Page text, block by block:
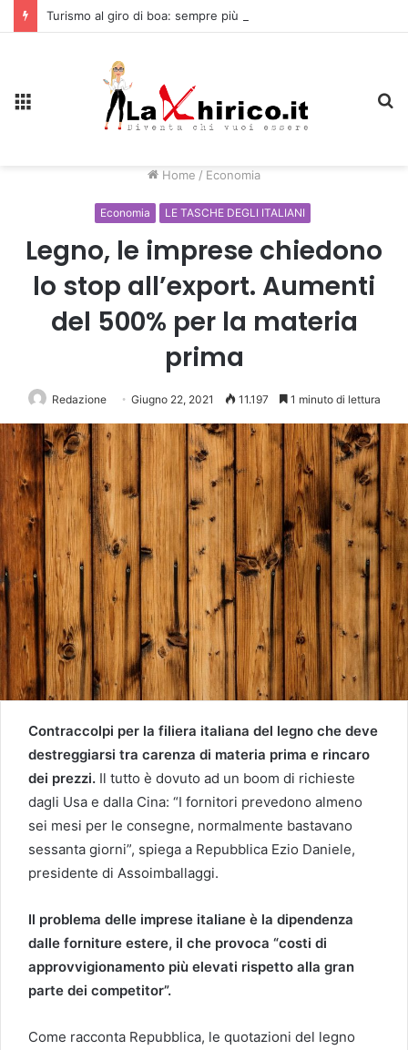
Turismo al giro di boa: sempre più stranieri in Riviera
Home / Economia
Economia LE TASCHE DEGLI ITALIANI
Legno, le imprese chiedono
lo stop all’export. Aumenti
del 500% per la materia
prima
Redazione Giugno 22, 2021 11.197 1 minuto di lettura
Contraccolpi per la filiera italiana del legno che deve
destreggiarsi tra carenza di materia prima e rincaro
dei prezzi. Il tutto è dovuto ad un boom di richieste
dagli Usa e dalla Cina: “I fornitori prevedono almeno
sei mesi per le consegne, normalmente bastavano
sessanta giorni”, spiega a Repubblica Ezio Daniele,
presidente di Assoimballaggi.
Il problema delle imprese italiane è la dipendenza
dalle forniture estere, il che provoca “costi di
approvvigionamento più elevati rispetto alla gran
parte dei competitor”.
Come racconta Repubblica, le quotazioni del legno